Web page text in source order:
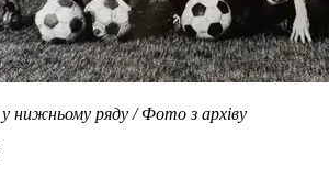
у нижньому ряду / Фото з архіву